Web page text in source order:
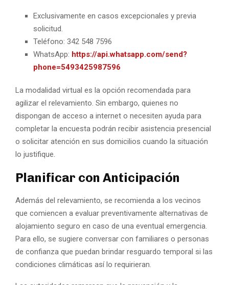
Exclusivamente en casos excepcionales y previa
solicitud.
Teléfono: 342 548 7596
WhatsApp: https://api.whatsapp.com/send?
phone=5493425987596
La modalidad virtual es la opción recomendada para
agilizar el relevamiento. Sin embargo, quienes no
dispongan de acceso a internet o necesiten ayuda para
completar la encuesta podrán recibir asistencia presencial
o solicitar atención en sus domicilios cuando la situación
lo justifique.
Planificar con Anticipación
Además del relevamiento, se recomienda a los vecinos
que comiencen a evaluar preventivamente alternativas de
alojamiento seguro en caso de una eventual emergencia.
Para ello, se sugiere conversar con familiares o personas
de confianza que puedan brindar resguardo temporal si las
condiciones climáticas así lo requirieran.